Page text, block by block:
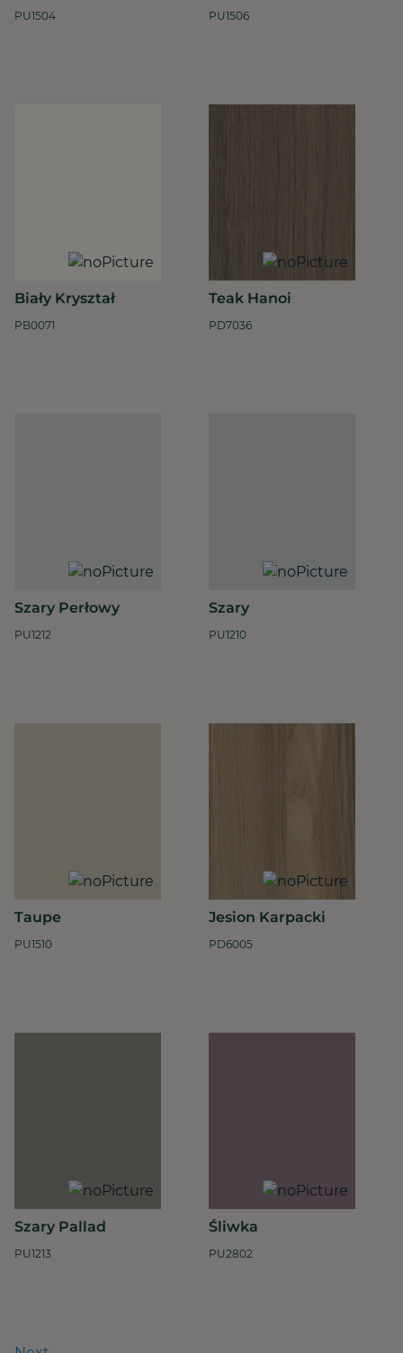
PU1504 PU1506
Biały Kryształ
PB0071
Teak Hanoi
PD7036
Szary Perłowy
PU1212
Szary
PU1210
Taupe
PU1510
Jesion Karpacki
PD6005
Szary Pallad
PU1213
Śliwka
PU2802